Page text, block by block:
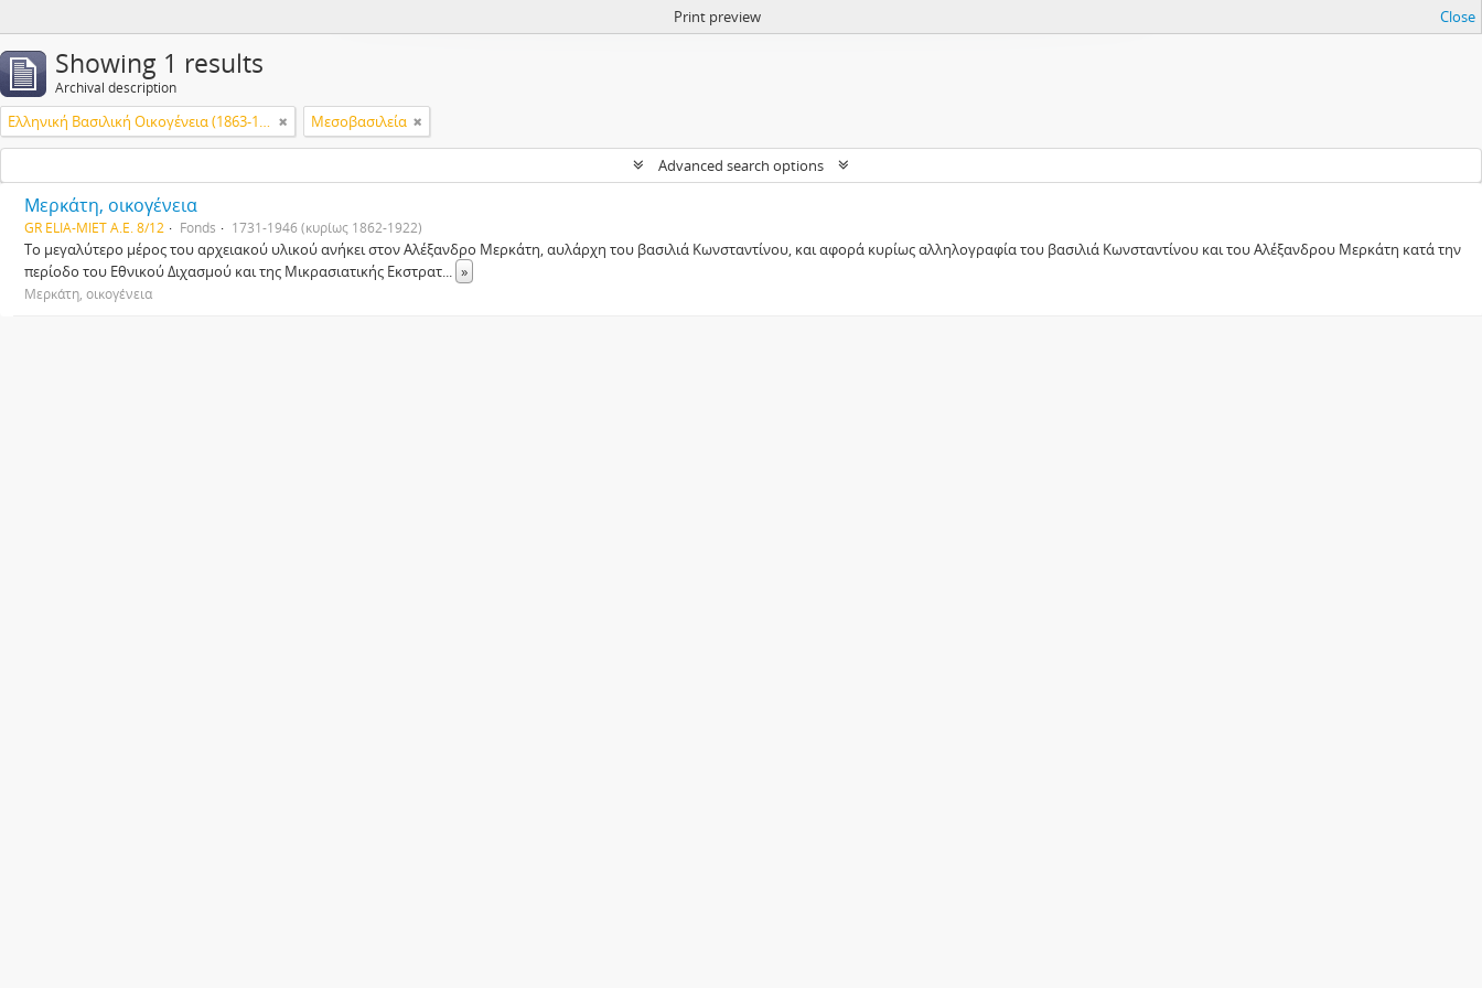
Print preview Close
Showing 1 results
Archival description
Ελληνική Βασιλική Οικογένεια (1863-1974) Μεσοβασιλεία
Advanced search options
Μερκάτη, οικογένεια
GR ELIA-MIET Α.Ε. 8/12 Fonds 1731-1946 (κυρίως 1862-1922)
Το μεγαλύτερο μέρος του αρχειακού υλικού ανήκει στον Αλέξανδρο Μερκάτη, αυλάρχη του βασιλιά Κωνσταντίνου, και αφορά κυρίως αλληλογραφία του βασιλιά Κωνσταντίνου και του Αλέξανδρου Μερκάτη κατά την
περίοδο του Εθνικού Διχασμού και της Μικρασιατικής Εκστρατ... »
Μερκάτη, οικογένεια